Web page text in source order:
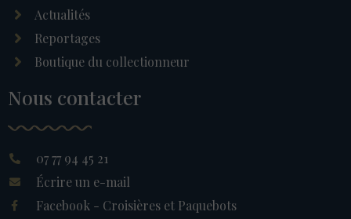
Actualités
Reportages
Boutique du collectionneur
Nous contacter
07 77 94 45 21
Écrire un e-mail
Facebook - Croisières et Paquebots